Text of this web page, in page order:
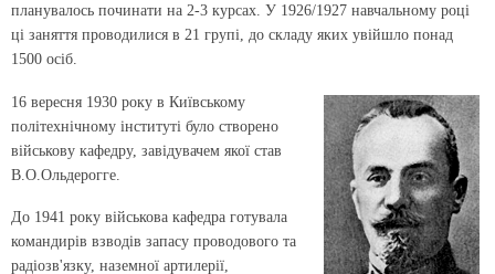
планувалось починати на 2-3 курсах. У 1926/1927 навчальному році
ці заняття проводилися в 21 групі, до складу яких увійшло понад
1500 осіб.
16 вересня 1930 року в Київському
політехнічному інституті було створено
військову кафедру, завідувачем якої став
В.О.Ольдерогге.
До 1941 року військова кафедра готувала
командирів взводів запасу проводового та
радіозв'язку, наземної артилерії,